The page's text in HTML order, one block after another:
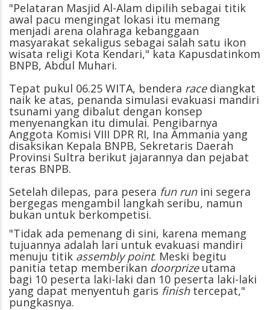
"Pelataran Masjid Al-Alam dipilih sebagai titik
awal pacu mengingat lokasi itu memang
menjadi arena olahraga kebanggaan
masyarakat sekaligus sebagai salah satu ikon
wisata religi Kota Kendari," kata Kapusdatinkom
BNPB, Abdul Muhari.
Tepat pukul 06.25 WITA, bendera racediangkat
naik ke atas, penanda simulasi evakuasi mandiri
tsunami yang dibalut dengan konsep
menyenangkan itu dimulai. Pengibarnya
Anggota Komisi VIII DPR RI, Ina Ammania yang
disaksikan Kepala BNPB, Sekretaris Daerah
Provinsi Sultra berikut jajarannya dan pejabat
teras BNPB.
Setelah dilepas, para pesera fun runini segera
bergegas mengambil langkah seribu, namun
bukan untuk berkompetisi.
"Tidak ada pemenang di sini, karena memang
tujuannya adalah lari untuk evakuasi mandiri
menuju titik assembly point. Meski begitu
panitia tetap memberikan doorprizeutama
bagi 10 peserta laki-laki dan 10 peserta laki-laki
yang dapat menyentuh garis finishtercepat,"
pungkasnya.